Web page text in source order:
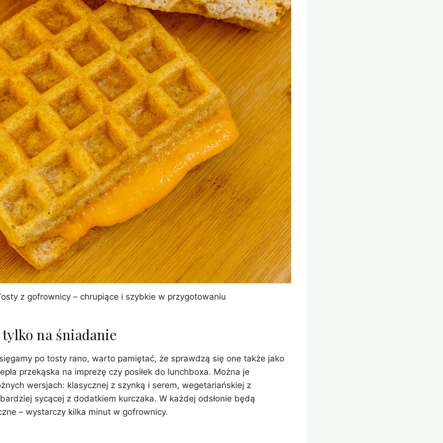
z gofrownicy – chrupiące i szybkie w przygotowaniu
tylko na śniadanie
po tosty rano, warto pamiętać, że sprawdzą się one także jako
przekąska na imprezę czy posiłek do lunchboxa. Można je
wersjach: klasycznej z szynką i serem, wegetariańskiej z
sycącej z dodatkiem kurczaka. W każdej odsłonie będą
– wystarczy kilka minut w gofrownicy.